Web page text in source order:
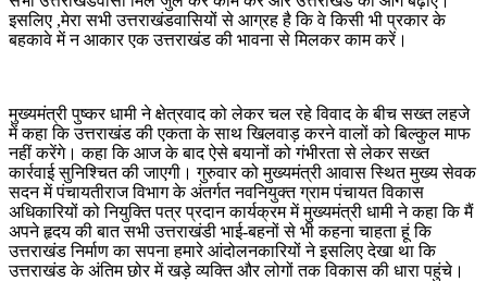
इसलिए ,मेरा सभी उत्तराखंडवासियों से आग्रह है कि वे किसी भी प्रकार के
बहकावे में न आकार एक उत्तराखंड की भावना से मिलकर काम करें।
मुख्यमंत्री पुष्कर धामी ने क्षेत्रवाद को लेकर चल रहे विवाद के बीच सख्त लहजे
में कहा कि उत्तराखंड की एकता के साथ खिलवाड़ करने वालों को बिल्कुल माफ
नहीं करेंगे। कहा कि आज के बाद ऐसे बयानों को गंभीरता से लेकर सख्त
कार्रवाई सुनिश्चित की जाएगी। गुरुवार को मुख्यमंत्री आवास स्थित मुख्य सेवक
सदन में पंचायतीराज विभाग के अंतर्गत नवनियुक्त ग्राम पंचायत विकास
अधिकारियों को नियुक्ति पत्र प्रदान कार्यक्रम में मुख्यमंत्री धामी ने कहा कि मैं
अपने हृदय की बात सभी उत्तराखंडी भाई-बहनों से भी कहना चाहता हूं कि
उत्तराखंड निर्माण का सपना हमारे आंदोलनकारियों ने इसलिए देखा था कि
उत्तराखंड के अंतिम छोर में खड़े व्यक्ति और लोगों तक विकास की धारा पहुंचे।